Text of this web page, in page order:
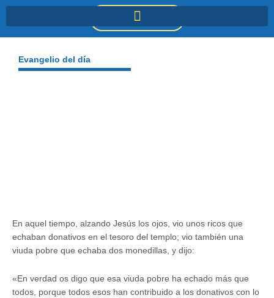
DONACIONES
Evangelio del día
En aquel tiempo, alzando Jesús los ojos, vio unos ricos que
echaban donativos en el tesoro del templo; vio también una
viuda pobre que echaba dos monedillas, y dijo:
«En verdad os digo que esa viuda pobre ha echado más que
todos, porque todos esos han contribuido a los donativos con lo